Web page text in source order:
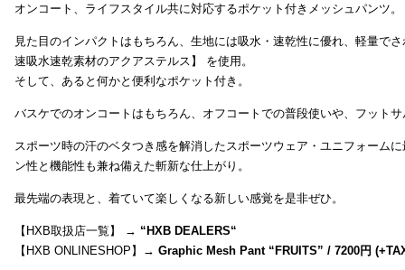
オンコート、ライフスタイル共に対応するポケット付きメッシュパンツ。
見た目のインパクトはもちろん、生地には吸水・速乾性に優れ、軽量で
速吸水速乾素材のアクアステルス】 を使用。
そして、あると何かと便利なポケット付き。
バスケでのオンコートはもちろん、オフコートでの普段使いや、フット
スポーツ時の汗のベタつき感を解消したスポーツウェア・ユニフォーム
ン性と機能性も兼ね備えた斬新な仕上がり。
最先端の表現と、着ていて楽しくなる新しい感覚を是非ぜひ。
【HXB取扱店一覧】 → “HXB DEALERS“
【HXB ONLINESHOP】→ Graphic Mesh Pant “FRUITS” / 7200円